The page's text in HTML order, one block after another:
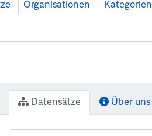
Organisationen Kategorien
Datensätze Über uns